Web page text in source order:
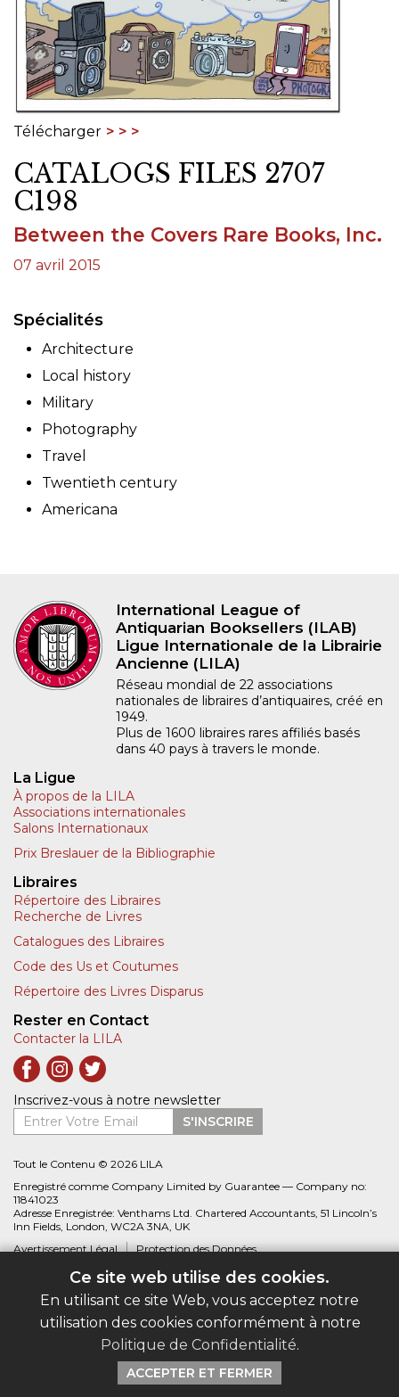
Ce site web utilise des cookies.
En utilisant ce site Web, vous acceptez notre
utilisation des cookies conformément à notre
Politique de Confidentialité.
ACCEPTER ET FERMER
Télécharger
CATALOGS FILES 2707
C198
Between the Covers Rare Books, Inc.
07 avril 2015
Spécialités
Architecture
Local history
Military
Photography
Travel
Twentieth century
Americana
International League of
Antiquarian Booksellers (ILAB)
Ligue Internationale de la Librairie
Ancienne (LILA)
Réseau mondial de 22 associations
nationales de libraires d’antiquaires, créé en
1949.
Plus de 1600 libraires rares affiliés basés
dans 40 pays à travers le monde.
La Ligue
À propos de la LILA
Associations internationales
Salons Internationaux
Prix Breslauer de la Bibliographie
Libraires
Répertoire des Libraires
Recherche de Livres
Catalogues des Libraires
Code des Us et Coutumes
Répertoire des Livres Disparus
Rester en Contact
Contacter la LILA
Inscrivez-vous à notre newsletter
Entrer Votre Email
S'INSCRIRE
Tout le Contenu © 2026 LILA
Enregistré comme Company Limited by Guarantee — Company no:
11841023
Adresse Enregistrée: Venthams Ltd. Chartered Accountants, 51 Lincoln’s
Inn Fields, London, WC2A 3NA, UK
Avertissement Légal
Protection des Données